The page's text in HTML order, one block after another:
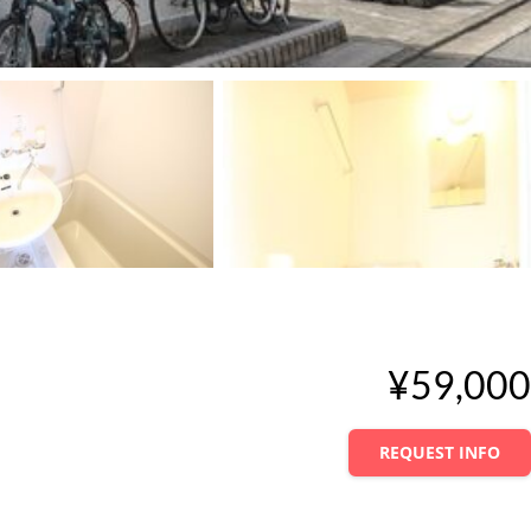
¥59,000
REQUEST INFO